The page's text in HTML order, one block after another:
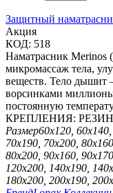
Защитный
Aкция
КОД: 518
Наматрасник Merinos
микромассаж тела,
веществ. Тело дышит
ворсинками
постоянную
КРЕПЛЕНИЯ:
Размер60х120,
70х190, 70х200,
80х200, 90х160,
120х200, 140х190,
180х200, 200х190,